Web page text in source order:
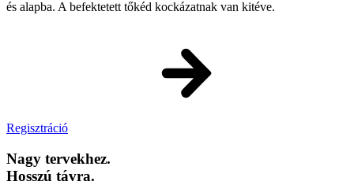
és alapba. A befektetett tőkéd kockázatnak van kitéve.
Regisztráció
Nagy tervekhez.
Hosszú távra.